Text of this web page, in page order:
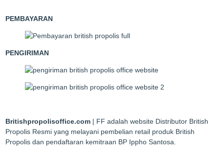
PEMBAYARAN
PENGIRIMAN
Britishpropolisoffice.com | FF adalah website Distributor British
Propolis Resmi yang melayani pembelian retail produk British
Propolis dan pendaftaran kemitraan BP Ippho Santosa.